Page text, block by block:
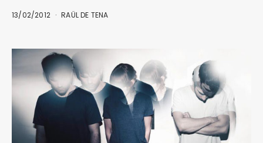
13/02/2012 RAÜL DE TENA